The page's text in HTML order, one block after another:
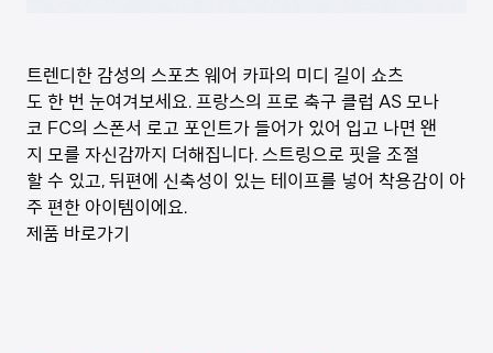
트렌디한 감성의 스포츠 웨어 카파의 미디 길이 쇼츠
도 한 번 눈여겨보세요. 프랑스의 프로 축구 클럽 AS 모나
코 FC의 스폰서 로고 포인트가 들어가 있어 입고 나면 왠
지 모를 자신감까지 더해집니다. 스트링으로 핏을 조절
할 수 있고, 뒤편에 신축성이 있는 테이프를 넣어 착용감이 아
주 편한 아이템이에요.
제품 바로가기